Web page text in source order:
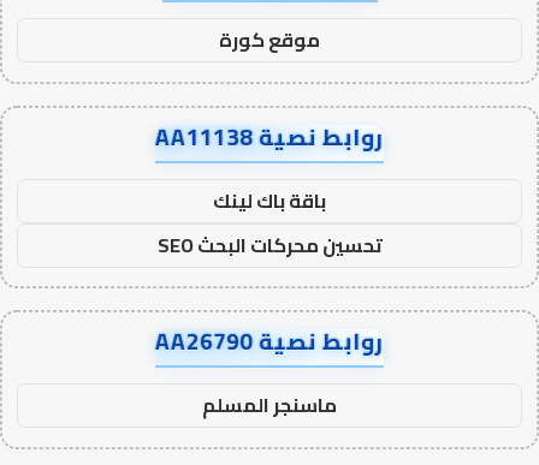
موقع كورة
روابط نصية AA11138
باقة باك لينك
تحسين محركات البحث SEO
روابط نصية AA26790
ماسنجر المسلم